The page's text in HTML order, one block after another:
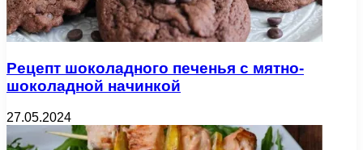
Рецепт шоколадного печенья с мятно-
шоколадной начинкой
27.05.2024